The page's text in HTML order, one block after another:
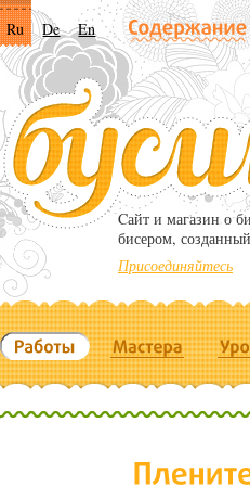
Ru De En
Cайт и магазин о
бисером,
Присоединяйтесь